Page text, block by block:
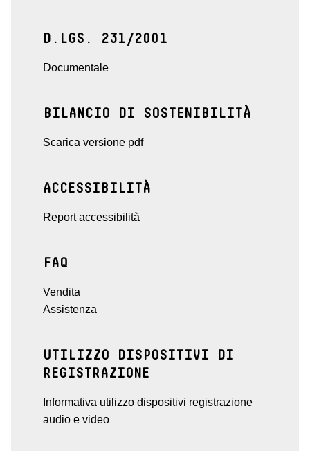
D.LGS. 231/2001
Documentale
BILANCIO DI SOSTENIBILITÀ
Scarica versione pdf
ACCESSIBILITÀ
Report accessibilità
FAQ
Vendita
Assistenza
UTILIZZO DISPOSITIVI DI
REGISTRAZIONE
Informativa utilizzo dispositivi registrazione
audio e video